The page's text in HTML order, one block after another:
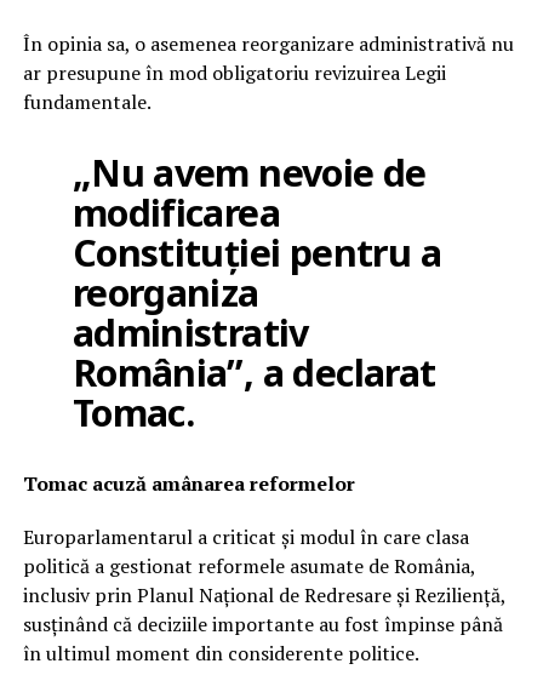
În opinia sa, o asemenea reorganizare administrativă nu
ar presupune în mod obligatoriu revizuirea Legii
fundamentale.
„Nu avem nevoie de
modificarea
Constituției pentru a
reorganiza
administrativ
România”, a declarat
Tomac.
Tomac acuză amânarea reformelor
Europarlamentarul a criticat și modul în care clasa
politică a gestionat reformele asumate de România,
inclusiv prin Planul Național de Redresare și Reziliență,
susținând că deciziile importante au fost împinse până
în ultimul moment din considerente politice.